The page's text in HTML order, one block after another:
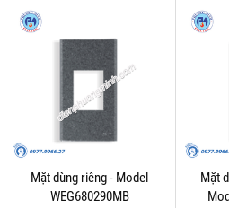
Mặt dùng riêng - Model
WEG680290MB
Mặt